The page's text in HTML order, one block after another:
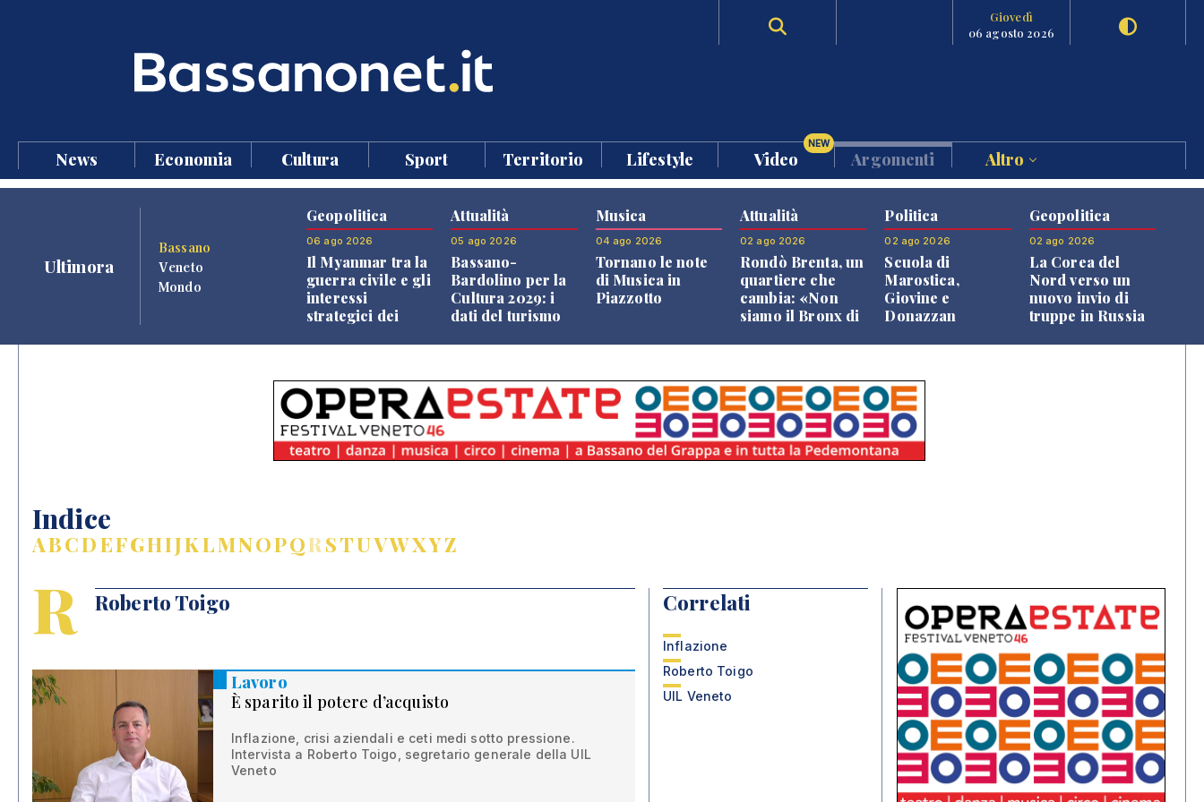
Giovedì
06 agosto 2026
News Economia Cultura Sport Territorio Lifestyle Video
NEW
Argomenti Altro
Ultimora
Bassano
Veneto
Mondo
Geopolitica
06 ago 2026
Il Myanmar tra la
guerra civile e gli
interessi
strategici dei
Attualità
05 ago 2026
Bassano-
Bardolino per la
Cultura 2029: i
dati del turismo
Musica
04 ago 2026
Tornano le note
di Musica in
Piazzotto
Attualità
02 ago 2026
Rondò Brenta, un
quartiere che
cambia: «Non
siamo il Bronx di
Politica
02 ago 2026
Scuola di
Marostica,
Giovine e
Donazzan
Geopolitica
02 ago 2026
La Corea del
Nord verso un
nuovo invio di
truppe in Russia
Indice
ABCDEFGHIJKLMNOPQRSTUVWXYZ
R Roberto Toigo
Lavoro
È sparito il potere d’acquisto
Inflazione, crisi aziendali e ceti medi sotto pressione.
Intervista a Roberto Toigo, segretario generale della UIL
Veneto
Correlati
Inflazione
Roberto Toigo
UIL Veneto